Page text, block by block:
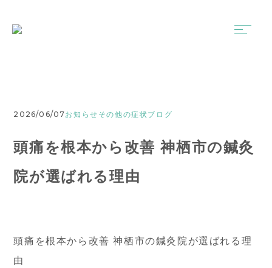
2026/06/07お知らせ その他の症状ブログ
頭痛を根本から改善 神栖市の鍼灸
院が選ばれる理由
頭痛を根本から改善 神栖市の鍼灸院が選ばれる理
由